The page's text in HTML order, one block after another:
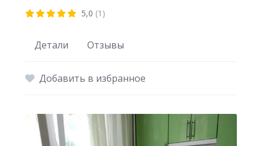
5,0 (1)
Детали Отзывы
Добавить в избранное